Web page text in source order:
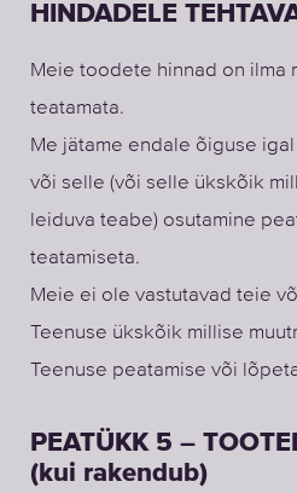
HINDADELE
Meie toodete hinnad on ilma
teatamata.
Me jätame endale õiguse
või selle (või selle ükskõik
leiduva teabe) osutamine
teatamiseta.
Meie ei ole vastutavad teie
Teenuse ükskõik millise
Teenuse peatamise või
PEATÜKK 5 –
(kui rakendub)